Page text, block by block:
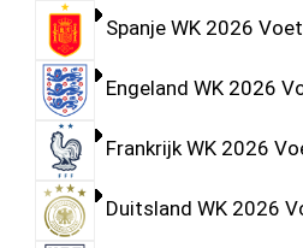
Spanje WK 2026
Engeland WK 2026
Frankrijk WK 2026
Duitsland WK 2026